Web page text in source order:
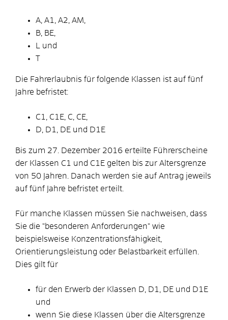
A, A1, A2, AM,
B, BE,
L und
T
Die Fahrerlaubnis für folgende Klassen ist auf fünf
Jahre befristet:
C1, C1E, C, CE,
D, D1, DE und D1E
Bis zum 27. Dezember 2016 erteilte Führerscheine
der Klassen C1 und C1E gelten bis zur Altersgrenze
von 50 Jahren. Danach werden sie auf Antrag jeweils
auf fünf Jahre befristet erteilt.
Für manche Klassen müssen Sie nachweisen, dass
Sie die "besonderen Anforderungen" wie
beispielsweise Konzentrationsfähigkeit,
Orientierungsleistung oder Belastbarkeit erfüllen.
Dies gilt für
für den Erwerb der Klassen D, D1, DE und D1E
und
wenn Sie diese Klassen über die Altersgrenze